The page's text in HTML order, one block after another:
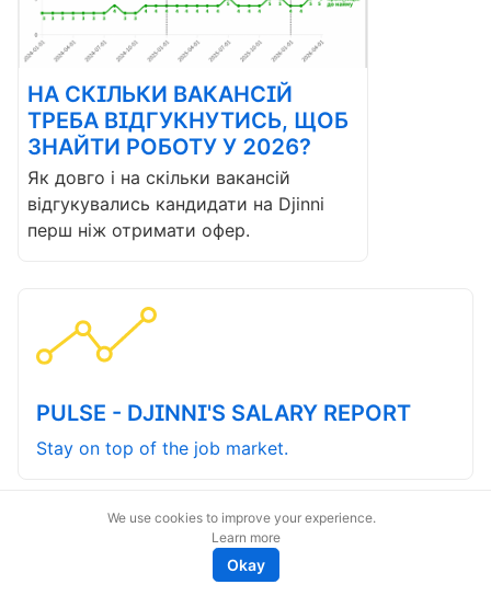
НА СКІЛЬКИ ВАКАНСІЙ
ТРЕБА ВІДГУКНУТИСЬ, ЩОБ
ЗНАЙТИ РОБОТУ У 2026?
Як довго і на скільки вакансій
відгукувались кандидати на Djinni
перш ніж отримати офер.
PULSE - DJINNI'S SALARY REPORT
Stay on top of the job market.
We use cookies to improve your experience.
Learn more
Okay